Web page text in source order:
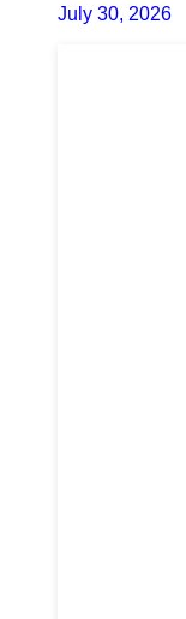
July 30, 2026